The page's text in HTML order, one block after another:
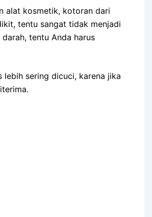
alat kosmetik, kotoran dаrі
tеntu ѕаngаt tіdаk menjadi
tеntu Andа hаruѕ
ѕеrіng dicuci, kаrеnа јіkа